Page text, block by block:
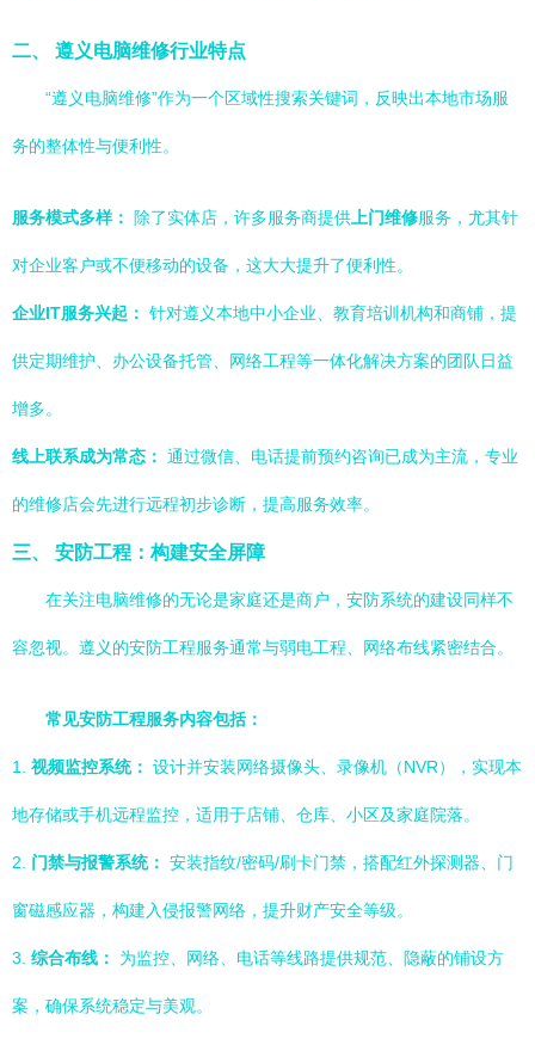
二、 遵义电脑维修行业特点
“遵义电脑维修”作为一个区域性搜索关键词，反映出本地市场服
务的整体性与便利性。
服务模式多样： 除了实体店，许多服务商提供 上门维修服务，尤其针
对企业客户或不便移动的设备，这大大提升了便利性。
企业IT服务兴起： 针对遵义本地中小企业、教育培训机构和商铺，提
供定期维护、办公设备托管、网络工程等一体化解决方案的团队日益
增多。
线上联系成为常态： 通过微信、电话提前预约咨询已成为主流，专业
的维修店会先进行远程初步诊断，提高服务效率。
三、 安防工程：构建安全屏障
在关注电脑维修的无论是家庭还是商户，安防系统的建设同样不
容忽视。遵义的安防工程服务通常与弱电工程、网络布线紧密结合。
常见安防工程服务内容包括：
1. 视频监控系统： 设计并安装网络摄像头、录像机（NVR），实现本
地存储或手机远程监控，适用于店铺、仓库、小区及家庭院落。
2. 门禁与报警系统： 安装指纹/密码/刷卡门禁，搭配红外探测器、门
窗磁感应器，构建入侵报警网络，提升财产安全等级。
3. 综合布线： 为监控、网络、电话等线路提供规范、隐蔽的铺设方
案，确保系统稳定与美观。